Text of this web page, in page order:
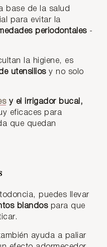
base de la salud
para evitar la
periodontales-
la higiene, es
utensiliosy no solo
y el irrigador bucal,
eficaces para
que quedan
puedes llevar
blandos para que
ayuda a paliar